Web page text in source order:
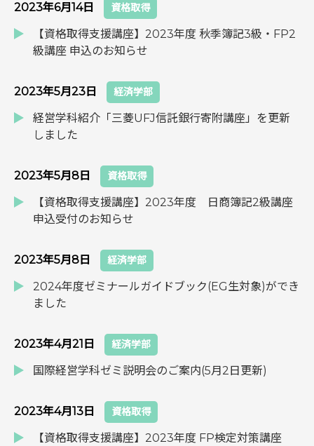
2023年6月14日 資格取得
【資格取得支援講座】2023年度 秋季簿記3級・FP2
級講座 申込のお知らせ
2023年5月23日 経済学部
経営学科紹介「三菱UFJ信託銀行寄附講座」を更新
しました
2023年5月8日 資格取得
【資格取得支援講座】2023年度 日商簿記2級講座
申込受付のお知らせ
2023年5月8日 経済学部
2024年度ゼミナールガイドブック(EG生対象)ができ
ました
2023年4月21日 経済学部
国際経営学科ゼミ説明会のご案内(5月2日更新)
2023年4月13日 資格取得
【資格取得支援講座】2023年度 FP検定対策講座